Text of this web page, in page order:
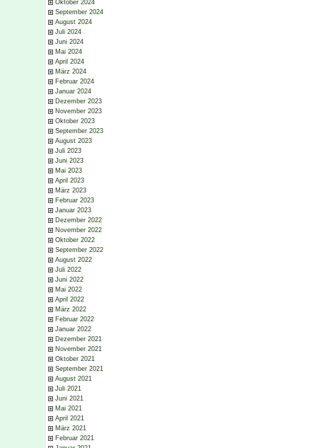
Oktober 2024
September 2024
August 2024
Juli 2024
Juni 2024
Mai 2024
April 2024
März 2024
Februar 2024
Januar 2024
Dezember 2023
November 2023
Oktober 2023
September 2023
August 2023
Juli 2023
Juni 2023
Mai 2023
April 2023
März 2023
Februar 2023
Januar 2023
Dezember 2022
November 2022
Oktober 2022
September 2022
August 2022
Juli 2022
Juni 2022
Mai 2022
April 2022
März 2022
Februar 2022
Januar 2022
Dezember 2021
November 2021
Oktober 2021
September 2021
August 2021
Juli 2021
Juni 2021
Mai 2021
April 2021
März 2021
Februar 2021